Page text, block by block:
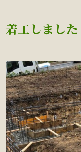
着工しました